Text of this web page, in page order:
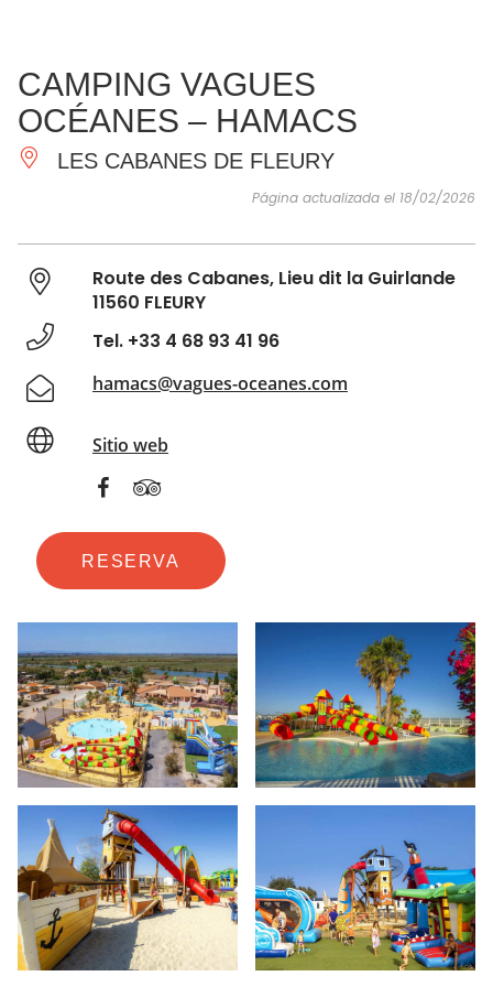
IMPRESCINDIBLES
HACER
INSPIRACIONES
CAMPING VAGUES
OCÉANES – HAMACS
LES CABANES DE FLEURY
Página actualizada el 18/02/2026
Route des Cabanes, Lieu dit la Guirlande
11560 FLEURY
Tel. +33 4 68 93 41 96
hamacs@vagues-oceanes.com
Sitio web
RESERVA